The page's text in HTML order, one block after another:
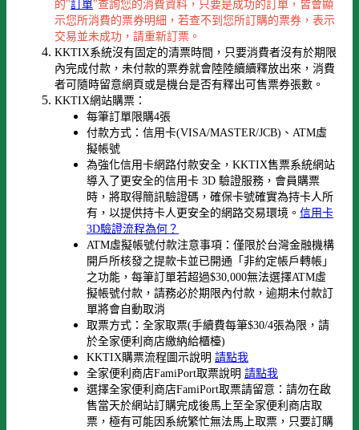
的"訂單"查詢您的消費資料，只要是成功的訂單，皆會顯
示您所消費的票券明細，若查不到您所訂購的票券，表示
交易並未成功，請重新訂票。
KKTIX系統沒有固定的清票時間，只要消費者沒有於期限
內完成付款，未付款的票券就會陸陸續續釋放出來，消費
者可隨時留意網頁或是機台是否有釋出可售票券張數。
KKTIX網站購票：
每筆訂單限購4張
付款方式：信用卡(VISA/MASTER/JCB)、ATM虛
擬帳號
為強化信用卡網路付款安全，KKTIX售票系統網站
導入了更安全的信用卡 3D 驗證服務，會員購票
時，將取得簡訊驗證碼，確保卡號確實為持卡人所
有，以提供持卡人更安全的網路交易環境。 信用卡
3D驗證流程為何？
ATM虛擬帳號付款注意事項：僅限於台灣金融機構
開戶所核發之提款卡並已開通「非約定帳戶轉帳」
之功能，每筆訂單若超過$30,000無法選擇ATM虛
擬帳號付款，請務必於期限內付款，逾期未付款訂
單將會自動取消
取票方式：全家取票(手續費每筆$30/4張為限，請
於全家便利商店繳納給櫃檯)
KKTIX購票流程圖示說明 請點我
全家便利商店FamiPort取票說明 請點我
選擇全家便利商店FamiPort取票請留意：請勿在啟
售當天於網站訂購完成後馬上至全家便利商店取
票，極有可能因系統繁忙無法馬上取票，只要訂購